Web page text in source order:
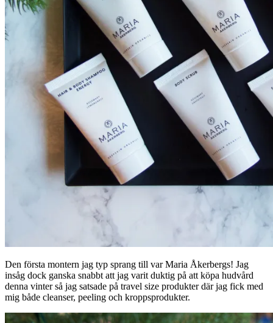
Den första montern jag typ sprang till var Maria Åkerbergs! Jag
insåg dock ganska snabbt att jag varit duktig på att köpa hudvård
denna vinter så jag satsade på travel size produkter där jag fick med
mig både cleanser, peeling och kroppsprodukter.